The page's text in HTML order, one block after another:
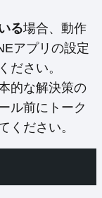
る場合、動作
アプリの設定
ださい。
的な解決策の
ル前にトーク
ください。